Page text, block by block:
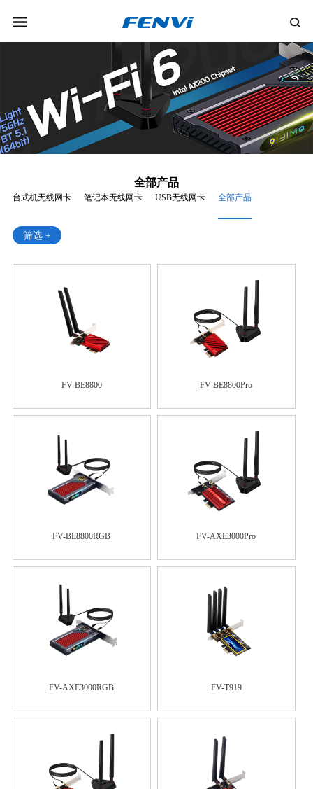
全部产品
台式机无线网卡 笔记本无线网卡 USB无线网卡 全部产品
筛选 +
FV-BE8800 FV-BE8800Pro
FV-BE8800RGB FV-AXE3000Pro
FV-AXE3000RGB FV-T919